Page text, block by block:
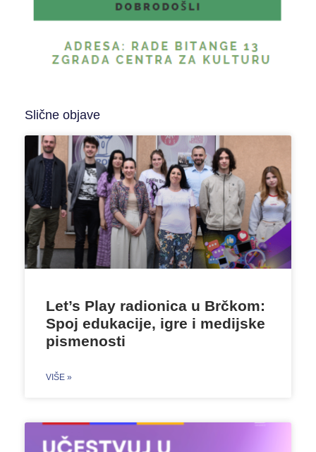
Slične objave
Let’s Play radionica u Brčkom:
Spoj edukacije, igre i medijske
pismenosti
VIŠE »